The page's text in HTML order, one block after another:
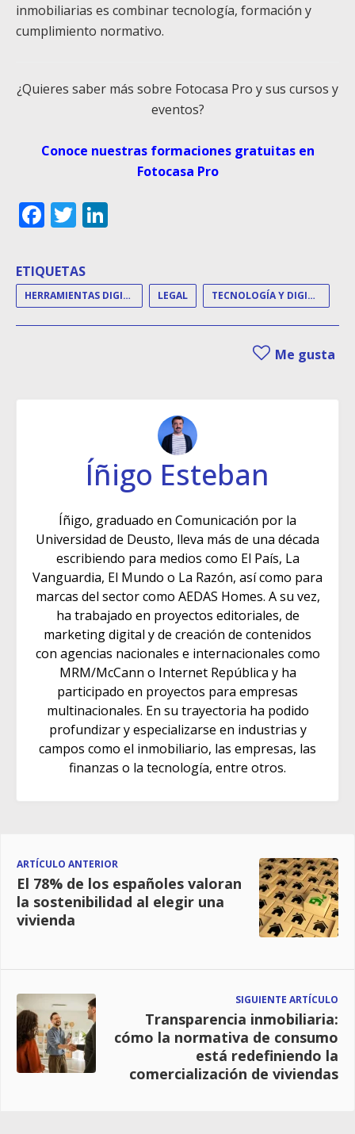
inmobiliarias es combinar tecnología, formación y
cumplimiento normativo.
¿Quieres saber más sobre Fotocasa Pro y sus cursos y
eventos?
Conoce nuestras formaciones gratuitas en
Fotocasa Pro
Facebook
Twitter
ETIQUETAS
HERRAMIENTAS DIGITALES LEGAL TECNOLOGÍA Y DIGITALIZACIÓN
Me gusta
Íñigo Esteban
Íñigo, graduado en Comunicación por la
Universidad de Deusto, lleva más de una década
escribiendo para medios como El País, La
Vanguardia, El Mundo o La Razón, así como para
marcas del sector como AEDAS Homes. A su vez,
ha trabajado en proyectos editoriales, de
marketing digital y de creación de contenidos
con agencias nacionales e internacionales como
MRM/McCann o Internet República y ha
participado en proyectos para empresas
multinacionales. En su trayectoria ha podido
profundizar y especializarse en industrias y
campos como el inmobiliario, las empresas, las
finanzas o la tecnología, entre otros.
ARTÍCULO ANTERIOR
El 78% de los españoles valoran
la sostenibilidad al elegir una
vivienda
SIGUIENTE ARTÍCULO
Transparencia inmobiliaria:
cómo la normativa de consumo
está redefiniendo la
comercialización de viviendas